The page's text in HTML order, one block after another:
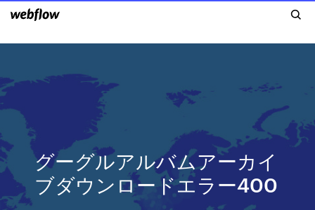
グーグルアルバムアーカイ
ブダウンロードエラー400